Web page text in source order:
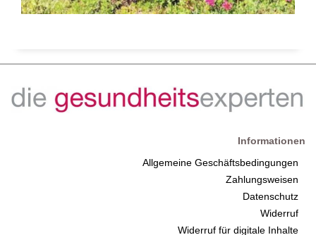
Informationen
Allgemeine Geschäftsbedingungen
Zahlungsweisen
Datenschutz
Widerruf
Widerruf für digitale Inhalte